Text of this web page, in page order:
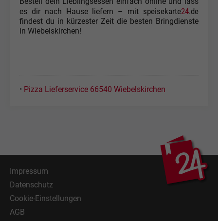
es dir nach Hause liefern – mit speisekarte24.de
findest du in kürzester Zeit die besten Bringdienste
in Wiebelskirchen!
• Pizza Lieferservice 66540 Wiebelskirchen
Impressum
Datenschutz
Cookie-Einstellungen
AGB